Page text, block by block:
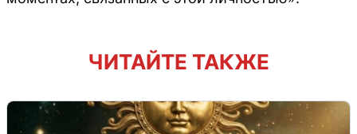
ЧИТАЙТЕ ТАКЖЕ